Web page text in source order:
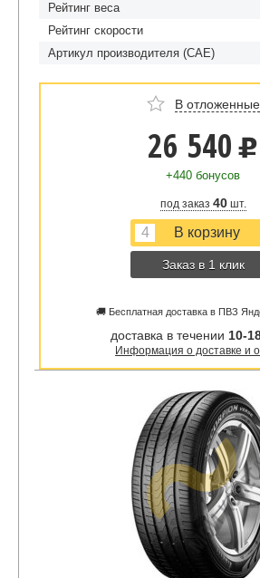
Рейтинг веса
Рейтинг скорости
Артикул производителя (CAE)
В отложенные
26 540 u
+440 бонусов
под заказ 40шт.
Заказ в 1 клик
🚚 Бесплатная доставка в ПВЗ
доставка в течении 10-
Информация о доставке и